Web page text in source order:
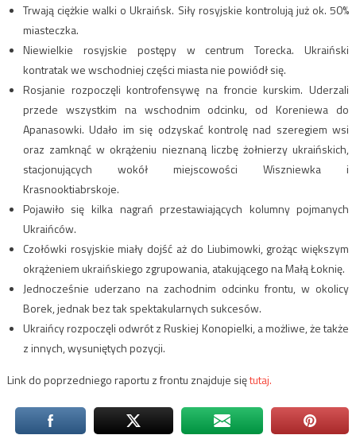
Trwają ciężkie walki o Ukraińsk. Siły rosyjskie kontrolują już ok. 50%
miasteczka.
Niewielkie rosyjskie postępy w centrum Torecka. Ukraiński
kontratak we wschodniej części miasta nie powiódł się.
Rosjanie rozpoczęli kontrofensywę na froncie kurskim. Uderzali
przede wszystkim na wschodnim odcinku, od Koreniewa do
Apanasowki. Udało im się odzyskać kontrolę nad szeregiem wsi
oraz zamknąć w okrążeniu nieznaną liczbę żołnierzy ukraińskich,
stacjonujących wokół miejscowości Wiszniewka i
Krasnooktiabrskoje.
Pojawiło się kilka nagrań przestawiających kolumny pojmanych
Ukraińców.
Czołówki rosyjskie miały dojść aż do Liubimowki, grożąc większym
okrążeniem ukraińskiego zgrupowania, atakującego na Małą Łoknię.
Jednocześnie uderzano na zachodnim odcinku frontu, w okolicy
Borek, jednak bez tak spektakularnych sukcesów.
Ukraińcy rozpoczęli odwrót z Ruskiej Konopielki, a możliwe, że także
z innych, wysuniętych pozycji.
Link do poprzedniego raportu z frontu znajduje siętutaj.